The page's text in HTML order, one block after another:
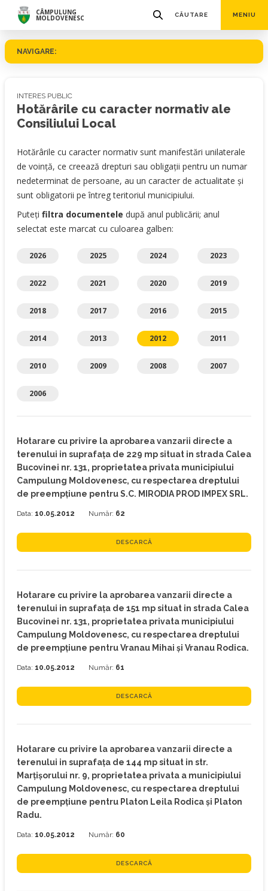
CÂMPULUNG
MOLDOVENESC CĂUTARE MENIU
NAVIGARE:
INTERES PUBLIC
Hotărârile cu caracter normativ ale
Consiliului Local
Hotărârile cu caracter normativ sunt manifestări unilaterale
de voință, ce creează drepturi sau obligații pentru un numar
nedeterminat de persoane, au un caracter de actualitate și
sunt obligatorii pe întreg teritoriul municipiului.
Puteți filtra documentele după anul publicării; anul
selectat este marcat cu culoarea galben:
2026 2025 2024 2023
2022 2021 2020 2019
2018 2017 2016 2015
2014 2013 2012 2011
2010 2009 2008 2007
2006
Hotarare cu privire la aprobarea vanzarii directe a
terenului in suprafaţa de 229 mp situat in strada Calea
Bucovinei nr. 131, proprietatea privata municipiului
Campulung Moldovenesc, cu respectarea dreptului
de preempţiune pentru S.C. MIRODIA PROD IMPEX SRL.
Data: 10.05.2012 Număr: 62
DESCARCĂ
Hotarare cu privire la aprobarea vanzarii directe a
terenului in suprafaţa de 151 mp situat in strada Calea
Bucovinei nr. 131, proprietatea privata municipiului
Campulung Moldovenesc, cu respectarea dreptului
de preempţiune pentru Vranau Mihai şi Vranau Rodica.
Data: 10.05.2012 Număr: 61
DESCARCĂ
Hotarare cu privire la aprobarea vanzarii directe a
terenului in suprafaţa de 144 mp situat in str.
Marţişorului nr. 9, proprietatea privata a municipiului
Campulung Moldovenesc, cu respectarea dreptului
de preempţiune pentru Platon Leila Rodica şi Platon
Radu.
Data: 10.05.2012 Număr: 60
DESCARCĂ